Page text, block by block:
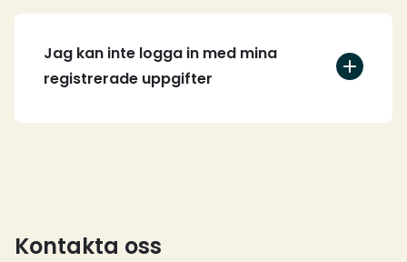
Jag kan inte logga in med mina
registrerade uppgifter
Kontakta oss